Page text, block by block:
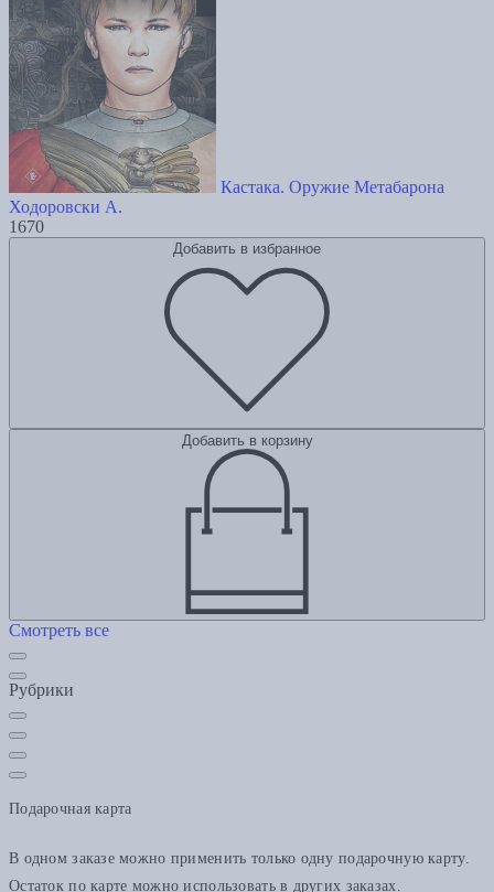
Кастака. Оружие Метабарона
Ходоровски А.
1670
Добавить в избранное
Добавить в корзину
Смотреть все
Рубрики
Подарочная карта
В одном заказе можно применить только одну подарочную карту.
Остаток по карте можно использовать в других заказах.